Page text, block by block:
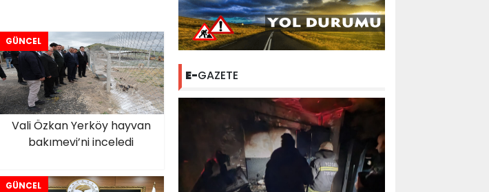
GÜNCEL
Vali Özkan Yerköy hayvan
bakımevi’ni inceledi
GÜNCEL
E-GAZETE